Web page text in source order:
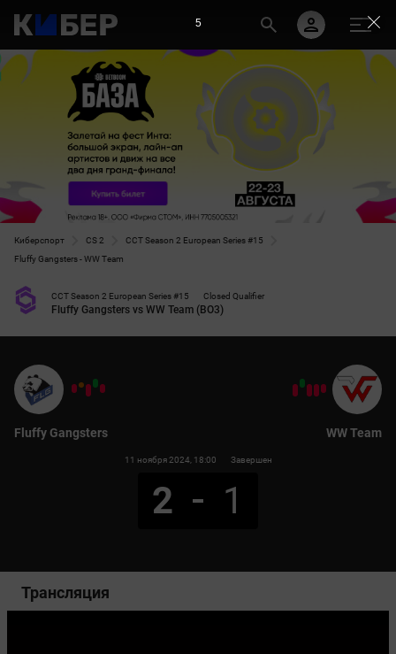
Киберспорт CS 2
CCT Season 2 European Series #15
Fluffy Gangsters - WW Team
CCT Season 2 European Series #15 Closed Qualifier
Fluffy Gangsters vs WW Team (BO3)
Fluffy Gangsters
11 ноября 2024, 18:00 Завершен
2 1
WW Team
Трансляция
5